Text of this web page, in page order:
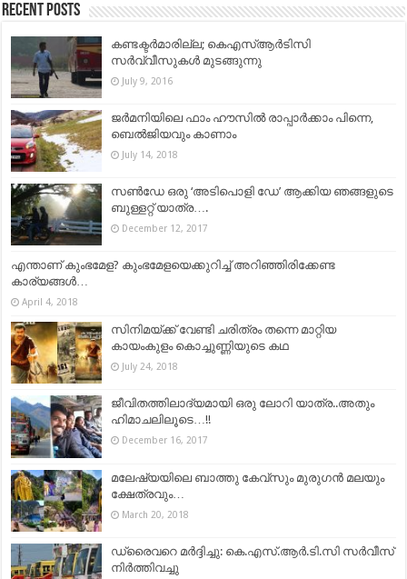
Recent Posts
കണ്ടക്ടര്‍മാരില്ല; കെഎസ്ആര്‍ടിസി
സര്‍വ്വീസുകള്‍ മുടങ്ങുന്നു
July 9, 2016
ജർമനിയിലെ ഫാം ഹൗസിൽ രാപ്പാർക്കാം പിന്നെ,
ബെൽജിയവും കാണാം
July 14, 2018
സൺ‌ഡേ ഒരു ‘അടിപൊളി ഡേ’ ആക്കിയ ഞങ്ങളുടെ
ബുള്ളറ്റ് യാത്ര….
December 12, 2017
എന്താണ് കുംഭമേള? കുംഭമേളയെക്കുറിച്ച് അറിഞ്ഞിരിക്കേണ്ട
കാര്യങ്ങള്‍…
April 4, 2018
സിനിമയ്ക്ക് വേണ്ടി ചരിത്രം തന്നെ മാറ്റിയ
കായംകുളം കൊച്ചുണ്ണിയുടെ കഥ
July 24, 2018
ജീവിതത്തിലാദ്യമായി ഒരു ലോറി യാത്ര..അതും
ഹിമാചലിലൂടെ…!!
December 16, 2017
മലേഷ്യയിലെ ബാത്തു കേവ്‌സും മുരുഗൻ മലയും
ക്ഷേത്രവും…
March 20, 2018
ഡ്രൈവറെ മര്‍ദ്ദിച്ചു: കെ.എസ്‌.ആര്‍.ടി.സി സര്‍വീസ്‌
നിര്‍ത്തിവച്ചു